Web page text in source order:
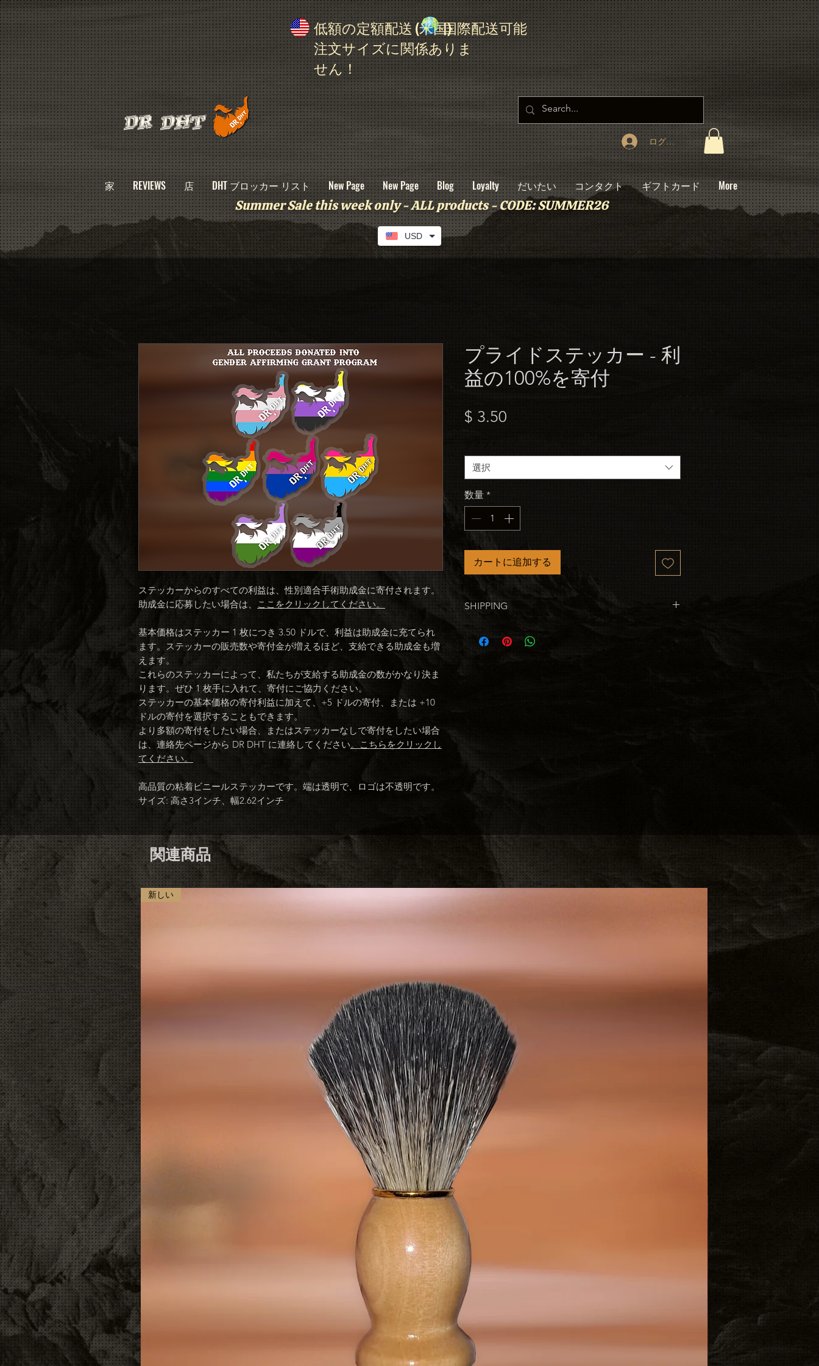
USD
国際配送可能
低額の定額配送 (米国)
注文サイズに関係ありま
せん！
DR DHT
ログイン
家 REVIEWS 店 DHT ブロッカー リスト New Page New Page Blog Loyalty だいたい コンタクト ギフトカード More
Summer Sale this week only - ALL products - CODE: SUMMER26
ステッカーからのすべての利益は、性別適合手術助成金に寄付されます。
助成金に応募したい場合は、
ここをクリックしてください。
基本価格はステッカー 1 枚につき 3.50 ドルで、利益は助成金に充てられ
ます。ステッカーの販売数や寄付金が増えるほど、支給できる助成金も増
えます。
これらのステッカーによって、私たちが支給する助成金の数がかなり決ま
ります。ぜひ 1 枚手に入れて、寄付にご協力ください。
ステッカーの基本価格の寄付利益に加えて、+5 ドルの寄付、または +10
ドルの寄付を選択することもできます。
より多額の寄付をしたい場合、またはステッカーなしで寄付をしたい場合
は、連絡先ページから DR DHT に連絡してください。こちらをクリックし
てください。
高品質の粘着ビニールステッカーです。端は透明で、ロゴは不透明です。
サイズ: 高さ3インチ、幅2.62インチ
プライドステッカー - 利
益の100%を寄付
$ 3.50
選択
数量 *
カートに追加する
SHIPPING
(U.S.A.)
関連商品
新しい